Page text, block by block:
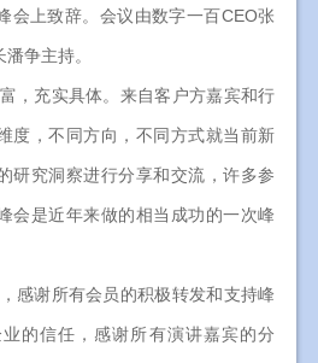
会上致辞。会议由数字一百CEO张
争主持。
，充实具体。来自客户方嘉宾和行
度，不同方向，不同方式就当前新
研究洞察进行分享和交流，许多参
会是近年来做的相当成功的一次峰
感谢所有会员的积极转发和支持峰
的信任，感谢所有演讲嘉宾的分